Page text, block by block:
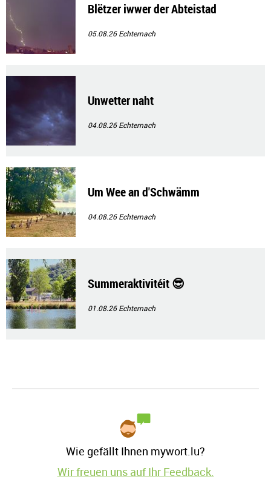
Blëtzer iwwer der Abteistad
05.08.26Echternach
Unwetter naht
04.08.26Echternach
Um Wee an d'Schwämm
04.08.26Echternach
Summeraktivitéit 😎
01.08.26Echternach
Wie gefällt Ihnen mywort.lu?
Wir freuen uns auf Ihr Feedback.